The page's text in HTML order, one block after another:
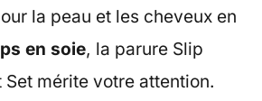
la peau et les cheveux en
en soie, la parure Slip
Set mérite votre attention.